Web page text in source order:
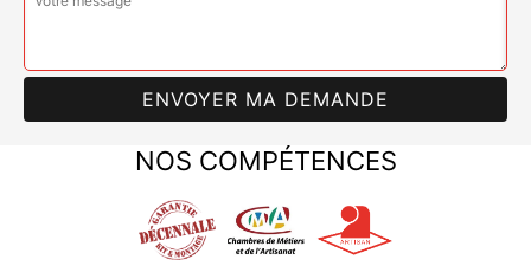
NOS COMPÉTENCES